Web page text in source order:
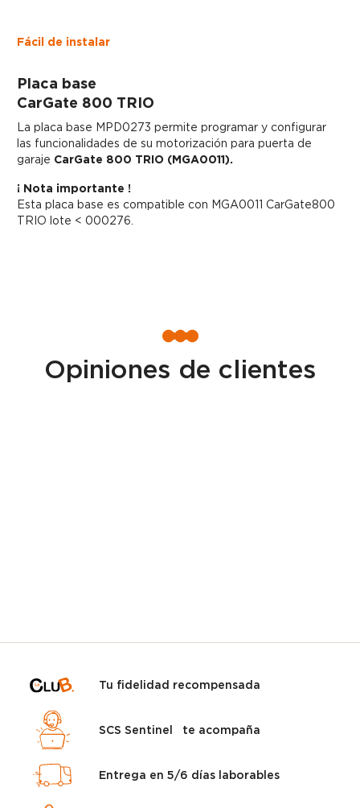
Fácil de instalar
Placa base
CarGate 800 TRIO
La placa base MPD0273 permite programar y configurar
las funcionalidades de su motorización para puerta de
garaje CarGate 800 TRIO (MGA0011).
¡ Nota importante !
Esta placa base es compatible con MGA0011 CarGate800
TRIO lote < 000276.
Opiniones de clientes
Tu fidelidad recompensada
SCS Sentinel te acompaña
Entrega en 5/6 días laborables